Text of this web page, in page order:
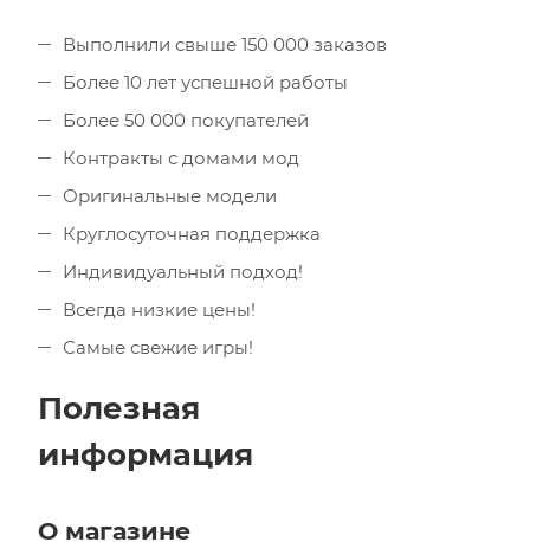
Выполнили свыше 150 000 заказов
Более 10 лет успешной работы
Более 50 000 покупателей
Контракты с домами мод
Оригинальные модели
Круглосуточная поддержка
Индивидуальный подход!
Всегда низкие цены!
Самые свежие игры!
Полезная
информация
О магазине